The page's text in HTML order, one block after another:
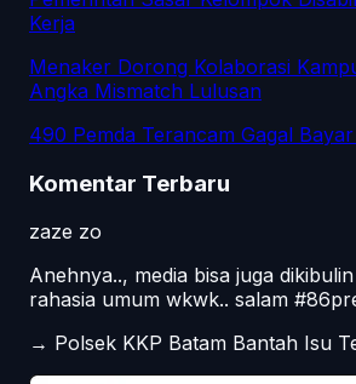
Kerja
Menaker Dorong Kolaborasi
Angka Mismatch Lulusan
490 Pemda Terancam Gagal
Komentar Terbaru
zaze zo
Anehnya.., media bisa juga
rahasia umum wkwk.. salam
→ Polsek KKP Batam Bantah Isu